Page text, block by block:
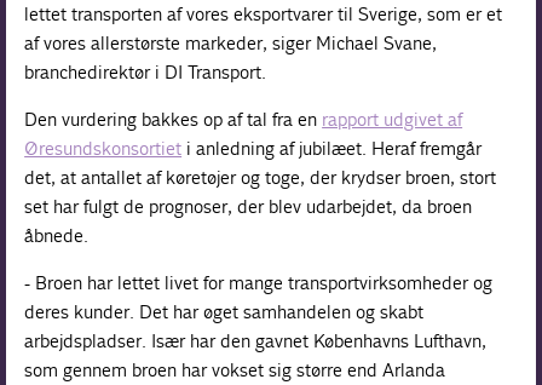
lettet transporten af vores eksportvarer til Sverige, som er et
af vores allerstørste markeder, siger Michael Svane,
branchedirektør i DI Transport.
Den vurdering bakkes op af tal fra en rapport udgivet af
Øresundskonsortiet i anledning af jubilæet. Heraf fremgår
det, at antallet af køretøjer og toge, der krydser broen, stort
set har fulgt de prognoser, der blev udarbejdet, da broen
åbnede.
- Broen har lettet livet for mange transportvirksomheder og
deres kunder. Det har øget samhandelen og skabt
arbejdspladser. Især har den gavnet Københavns Lufthavn,
som gennem broen har vokset sig større end Arlanda